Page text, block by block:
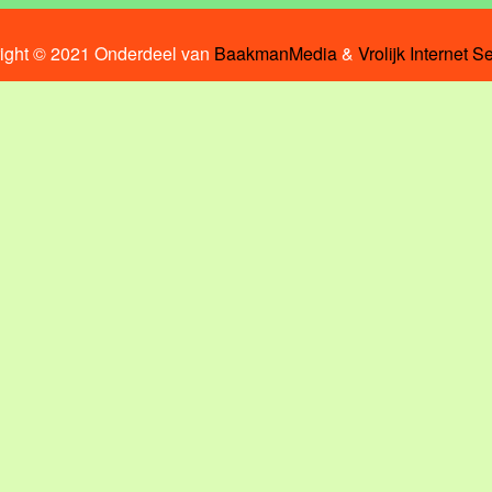
© 2021 Onderdeel van BaakmanMedia& Vrolijk Internet